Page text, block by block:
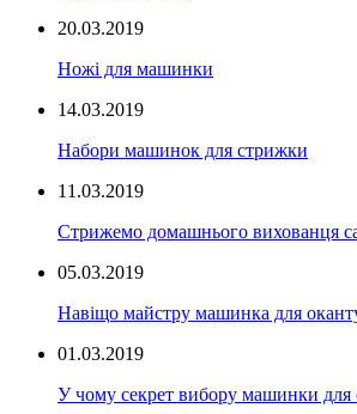
20.03.2019
Ножі для машинки
14.03.2019
Набори машинок для стрижки
11.03.2019
Стрижемо домашнього вихованця
05.03.2019
Навіщо майстру машинка для
01.03.2019
У чому секрет вибору машинки для